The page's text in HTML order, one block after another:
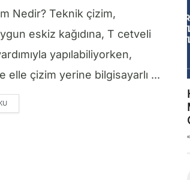
Nedir? Teknik çizim,
eskiz kağıdına, T cetveli
yapılabiliyorken,
elle çizim yerine bilgisayarlı ...
DETAILS